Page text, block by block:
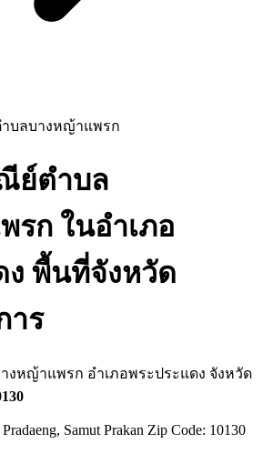
บลบางหญ้าแพรก
ย์ตำบล
รก ในอำเภอ
ง พื้นที่จังหวัด
าร
งหญ้าแพรก อำเภอพระประแดง จังหวัด
Samut Prakan Zip Code: 10130